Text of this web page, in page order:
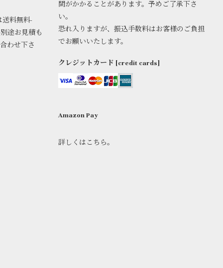
送料無料-
途お見積も
わせ下さ
間がかかることがあります。予めご了承下さ
い。
恐れ入りますが、振込手数料はお客様のご負担
でお願いいたします。
クレジットカード [credit cards]
Amazon Pay
詳しくはこちら。